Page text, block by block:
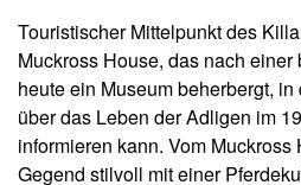
Touristischer Mittelpunkt des
Muckross House, das nach
heute ein Museum beherbergt,
über das Leben der Adligen im
informieren kann. Vom
Gegend stilvoll mit einer